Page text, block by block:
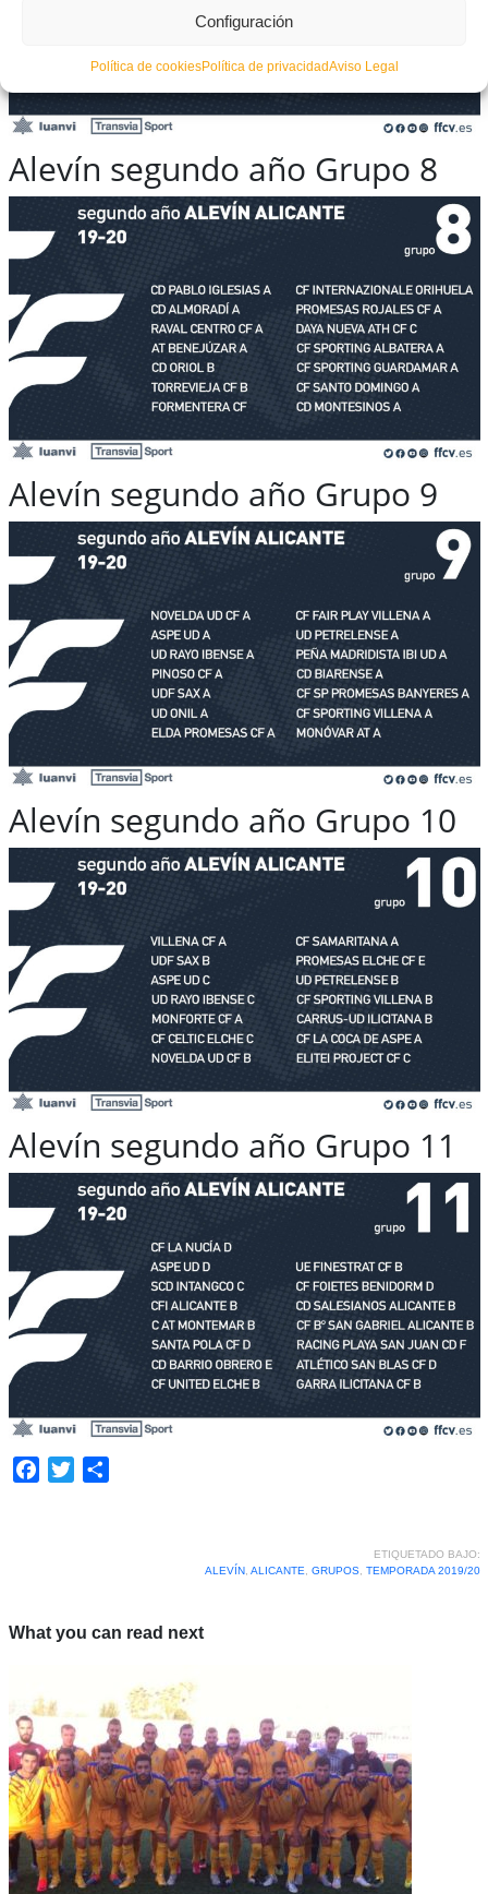
Configuración
Política de cookiesPolítica de privacidadAviso Legal
Alevín segundo año Grupo 8
Alevín segundo año Grupo 9
Alevín segundo año Grupo 10
Alevín segundo año Grupo 11
Facebook
Twitter
ETIQUETADO BAJO:
ALEVÍN, ALICANTE GRUPOS, TEMPORADA 2019/20
What you can read next